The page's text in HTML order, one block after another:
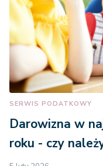
SERWIS PODATKOWY
Darowizna w
roku - czy